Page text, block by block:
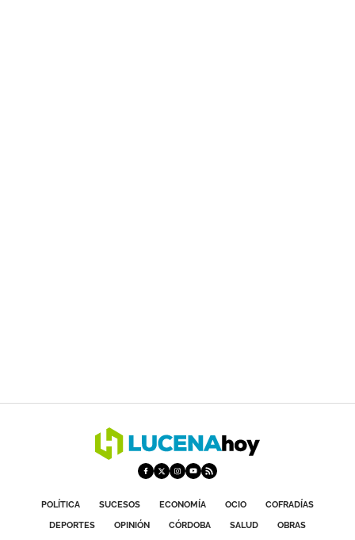
POLÍTICA SUCESOS ECONOMÍA OCIO
COFRADÍAS
DEPORTES
OPINIÓN CÓRDOBA SALUD
OBRAS